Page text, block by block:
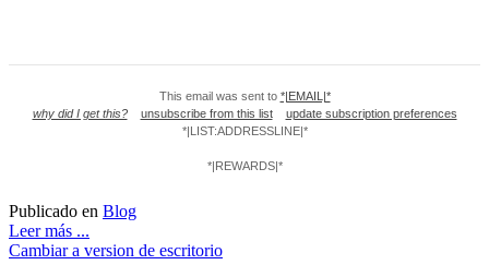
This email was sent to *|EMAIL|*
why did I get this?
unsubscribe from this list
update subscription preferences
*|LIST:ADDRESSLINE|*
*|REWARDS|*
Publicado en Blog
Leer más ...
Cambiar a version de escritorio